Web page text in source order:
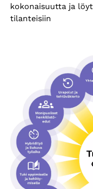
kokonaisuutta ja
tilanteisiin